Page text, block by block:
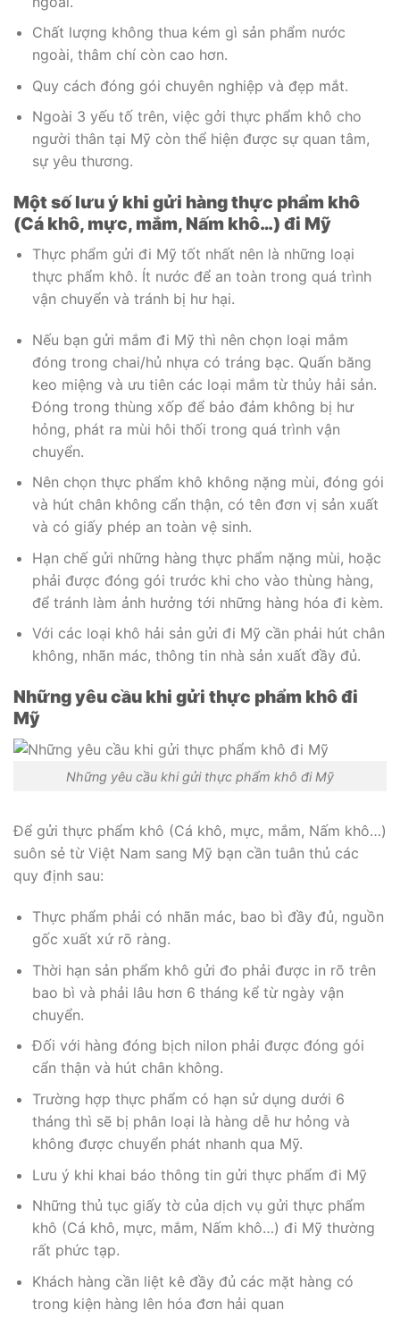
Chất lượng không thua kém gì sản phẩm nước
ngoài, thâm chí còn cao hơn.
Quy cách đóng gói chuyên nghiệp và đẹp mắt.
Ngoài 3 yếu tố trên, việc gởi thực phẩm khô cho
người thân tại Mỹ còn thể hiện được sự quan tâm,
sự yêu thương.
Một số lưu ý khi gửi hàng thực phẩm khô
(Cá khô, mực, mắm, Nấm khô…) đi Mỹ
Thực phẩm gửi đi Mỹ tốt nhất nên là những loại
thực phẩm khô. Ít nước để an toàn trong quá trình
vận chuyển và tránh bị hư hại.
Nếu bạn gửi mắm đi Mỹ thì nên chọn loại mắm
đóng trong chai/hủ nhựa có tráng bạc. Quấn băng
keo miệng và ưu tiên các loại mắm từ thủy hải sản.
Đóng trong thùng xốp để bảo đảm không bị hư
hỏng, phát ra mùi hôi thối trong quá trình vận
chuyển.
Nên chọn thực phẩm khô không nặng mùi, đóng gói
và hút chân không cẩn thận, có tên đơn vị sản xuất
và có giấy phép an toàn vệ sinh.
Hạn chế gửi những hàng thực phẩm nặng mùi, hoặc
phải được đóng gói trước khi cho vào thùng hàng,
để tránh làm ảnh hưởng tới những hàng hóa đi kèm.
Với các loại khô hải sản gửi đi Mỹ cần phải hút chân
không, nhãn mác, thông tin nhà sản xuất đầy đủ.
Những yêu cầu khi gửi thực phẩm khô đi
Mỹ
Những yêu cầu khi gửi thực phẩm khô đi Mỹ
Để gửi thực phẩm khô (Cá khô, mực, mắm, Nấm khô…)
suôn sẻ từ Việt Nam sang Mỹ bạn cần tuân thủ các
quy định sau:
Thực phẩm phải có nhãn mác, bao bì đầy đủ, nguồn
gốc xuất xứ rõ ràng.
Thời hạn sản phẩm khô gửi đo phải được in rõ trên
bao bì và phải lâu hơn 6 tháng kể từ ngày vận
chuyển.
Đối với hàng đóng bịch nilon phải được đóng gói
cẩn thận và hút chân không.
Trường hợp thực phẩm có hạn sử dụng dưới 6
tháng thì sẽ bị phân loại là hàng dễ hư hỏng và
không được chuyển phát nhanh qua Mỹ.
Lưu ý khi khai báo thông tin gửi thực phẩm đi Mỹ
Những thủ tục giấy tờ của dịch vụ gửi thực phẩm
khô (Cá khô, mực, mắm, Nấm khô…) đi Mỹ thường
rất phức tạp.
Khách hàng cần liệt kê đầy đủ các mặt hàng có
trong kiện hàng lên hóa đơn hải quan